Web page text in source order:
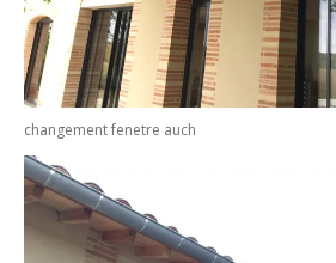
changement fenetre auch